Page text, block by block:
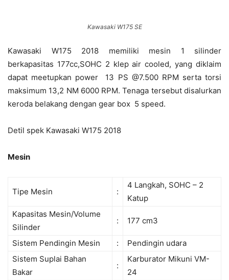
Kawasaki W175 SE
Kawasaki W175 2018 memiliki mesin 1 silinder
berkapasitas 177cc,SOHC 2 klep air cooled, yang diklaim
dapat meetupkan power 13 PS @7.500 RPM serta torsi
maksimum 13,2 NM 6000 RPM. Tenaga tersebut disalurkan
keroda belakang dengan gear box 5 speed.
Detil spek Kawasaki W175 2018
Mesin
Tipe Mesin :
4 Langkah, SOHC – 2
Katup
Kapasitas Mesin/Volume
Silinder
: 177 cm3
Sistem Pendingin Mesin :
Pendingin udara
Sistem Suplai Bahan
Bakar
:
Karburator Mikuni VM-
24